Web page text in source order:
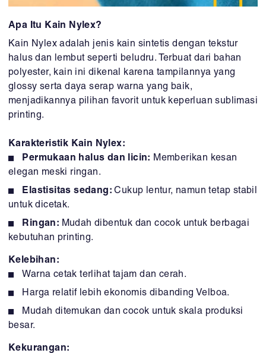
Apa Itu Kain Nylex?
Kain Nylex adalah jenis kain sintetis dengan tekstur
halus dan lembut seperti beludru. Terbuat dari bahan
polyester, kain ini dikenal karena tampilannya yang
glossy serta daya serap warna yang baik,
menjadikannya pilihan favorit untuk keperluan sublimasi
printing.
Karakteristik Kain Nylex:
Permukaan halus dan licin: Memberikan kesan
elegan meski ringan.
Elastisitas sedang:Cukup lentur, namun tetap stabil
untuk dicetak.
Ringan: Mudah dibentuk dan cocok untuk berbagai
kebutuhan printing.
Kelebihan:
Warna cetak terlihat tajam dan cerah.
Harga relatif lebih ekonomis dibanding Velboa.
Mudah ditemukan dan cocok untuk skala produksi
besar.
Kekurangan: